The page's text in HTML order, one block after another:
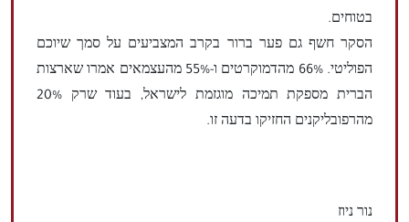
בטוחים.
הסקר חשף גם פער ברור בקרב המצביעים על סמך שיוכם
הפוליטי. 66% מהדמוקרטים ו-55% מהעצמאים אמרו שארצות
הברית מספקת תמיכה מוגזמת לישראל, בעוד שרק 20%
מהרפובליקנים החזיקו בדעה זו.
נור ניוז